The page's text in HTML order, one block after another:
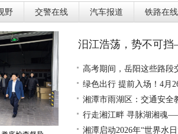
野 交警在线 汽车报道 铁路在线
汨江浩荡，势不可
高考期间，岳阳这些路段
绿色出行 提前入场！4月
湘潭市雨湖区：交通安全
行走湘江畔 寻脉湖湘魂
湘潭启动2026年“世界水